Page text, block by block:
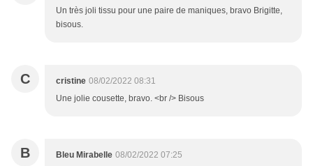
Un très joli tissu pour une paire de maniques, bravo Brigitte,
bisous.
C cristine 08/02/2022 08:31
Une jolie cousette, bravo. <br /> Bisous
B Bleu Mirabelle 08/02/2022 07:25